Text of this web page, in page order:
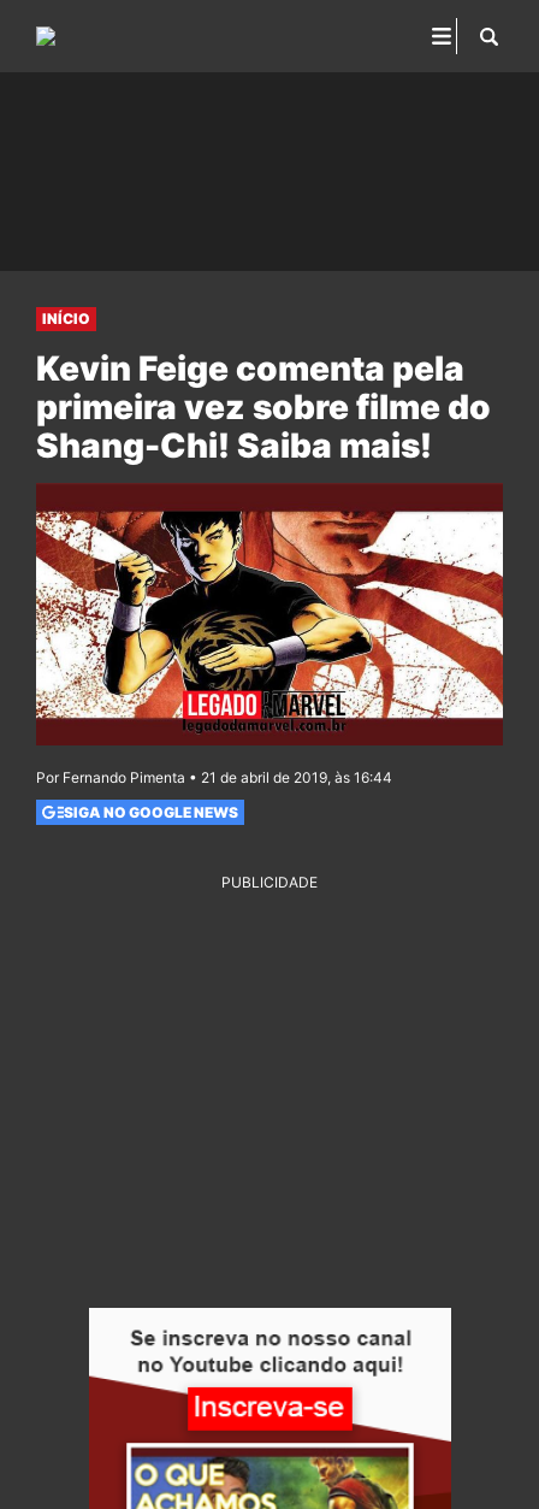
INÍCIO
Kevin Feige comenta pela
primeira vez sobre filme do
Shang-Chi! Saiba mais!
Por Fernando Pimenta • 21 de abril de 2019, às 16:44
SIGA NO GOOGLE NEWS
PUBLICIDADE